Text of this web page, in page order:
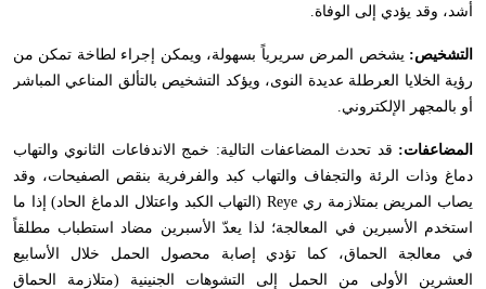
أشد، وقد يؤدي إلى الوفاة.
التشخيص: يشخص المرض سريرياً بسهولة، ويمكن إجراء لطاخة تمكن من
رؤية الخلايا العرطلة عديدة النوى، ويؤكد التشخيص بالتألق المناعي المباشر
أو بالمجهر الإلكتروني.
المضاعفات: قد تحدث المضاعفات التالية: خمج الاندفاعات الثانوي والتهاب
دماغ وذات الرئة والتجفاف والتهاب كبد والفرفرية بنقص الصفيحات، وقد
يصاب المريض بمتلازمة ري Reye(التهاب الكبد واعتلال الدماغ الحاد) إذا ما
استخدم الأسبرين في المعالجة؛ لذا يعدّ الأسبرين مضاد استطباب مطلقاً
في معالجة الحماق، كما تؤدي إصابة محصول الحمل خلال الأسابيع
العشرين الأولى من الحمل إلى التشوهات الجنينية (متلازمة الحماق